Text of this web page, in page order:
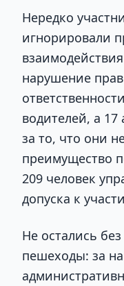
Нередко
игнорировали
нарушение
водителей, а 17
за то, что они
преимущество
209 человек
допуска к
Не остались
пешеходы: за